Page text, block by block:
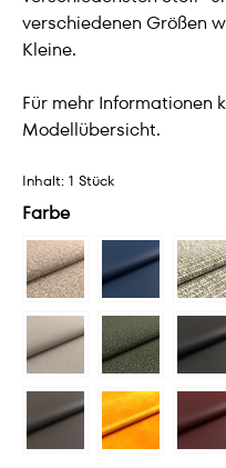
verschiedenen Größen
Kleine.
Für mehr Informationen
Modellübersicht.
Inhalt: 1 Stück
Farbe